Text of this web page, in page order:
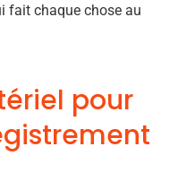
fait chaque chose au
pour